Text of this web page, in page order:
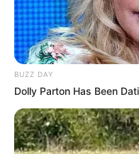
BUZZ DAY
Dolly Parton Has Been